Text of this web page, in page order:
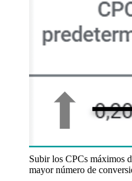
Subir los CPCs máximos
mayor número de